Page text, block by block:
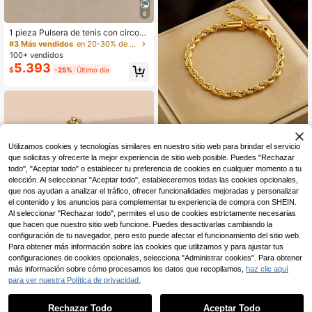
8
1 pieza Pulsera de tenis con circoni
ta cúbica brillante de 2,5 mm, acces
orio de moda clásico adecuado par
a uso diario y como regalo, unisex
#3 Más vendidos
en 20-30% de descuento Pulseras de Mujer
100+ vendidos
$5.393 -25% Último día
de acero inoxidable oval para mujer
#1 Más vendidos
en Oro Amarillo Pulseras de cadena para mujer
Clientes habituales
Ahorro de $288
#NocheFuera
1 pieza Pulsera clásica de acero ino
xidable con cuerda dorada retorcid
a, regalo de joyería única y de mod
a con diseño de ola
#5 Más vendidos
en Casual Pulseras de cadena para mujer
300+ vendidos
(1000+)
6.902
0
Utilizamos cookies y tecnologías similares en nuestro sitio web para brindar el servicio
que solicitas y ofrecerte la mejor experiencia de sitio web posible. Puedes "Rechazar
todo", "Aceptar todo" o establecer tu preferencia de cookies en cualquier momento a tu
elección. Al seleccionar "Aceptar todo", estableceremos todas las cookies opcionales,
que nos ayudan a analizar el tráfico, ofrecer funcionalidades mejoradas y personalizar
el contenido y los anuncios para complementar tu experiencia de compra con SHEIN.
Al seleccionar "Rechazar todo", permites el uso de cookies estrictamente necesarias
que hacen que nuestro sitio web funcione. Puedes desactivarlas cambiando la
configuración de tu navegador, pero esto puede afectar el funcionamiento del sitio web.
Para obtener más información sobre las cookies que utilizamos y para ajustar tus
configuraciones de cookies opcionales, selecciona "Administrar cookies". Para obtener
más información sobre cómo procesamos los datos que recopilamos, haz clic aquí
para ver nuestra Política de privacidad.
Rechazar Todo Aceptar Todo